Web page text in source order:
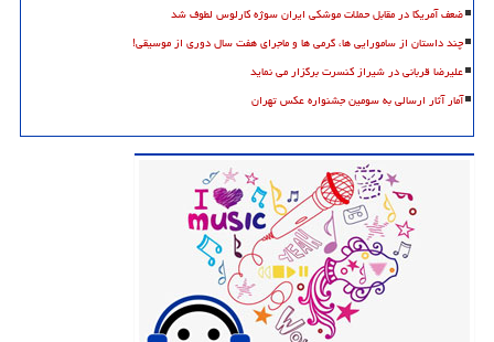
ضعف آمریکا در مقابل حملات موشکی ایران سوژه کارلوس لطوف شد
چند داستان از سامورایی ها، گرمی ها و ماجرای هفت سال دوری از موسیقی!
علیرضا قربانی در شیراز کنسرت برگزار می نماید
آمار آثار ارسالی به سومین جشنواره عکس تهران